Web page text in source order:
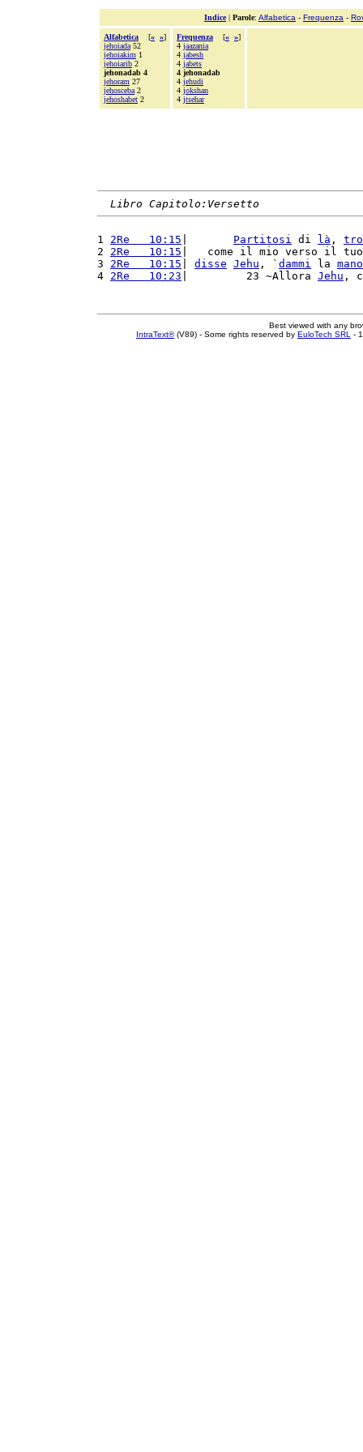
Indice| Parole: Alfabetica - Frequenza -
Alfabetica [« »]
jehoiada 52
jehoiakim 1
jehoiarib 2
jehonadab 4
jehoram 27
jehosceba 2
jehoshabet 2
Frequenza [« »]
4 jaazania
4 jabesh
4 jabets
4 jehonadab
4 jehudi
4 jokshan
4 jtsehar
Libro Capitolo:Versetto
1 2Re   10:15 Partitosi di là ,
2 2Re   10:15 |   come il mio verso il
3 2Re   10:15 disse Jehu , ` dammi la mano
4 2Re   10:23 |         23 ~Allora Jehu ,
Best viewed with any
IntraText®(V89) - Some rights reserved by EuloTech SRL -